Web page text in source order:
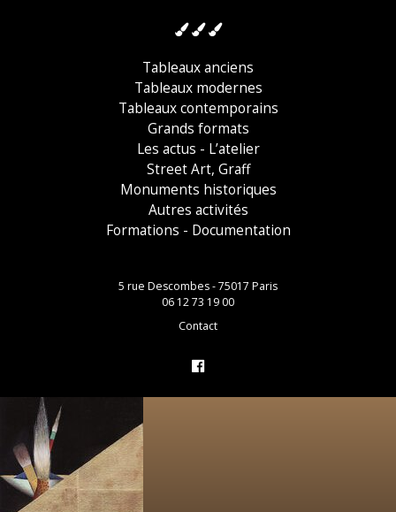
Tableaux anciens
Tableaux modernes
Tableaux contemporains
Grands formats
Les actus - L’atelier
Street Art, Graff
Monuments historiques
Autres activités
Formations - Documentation
5 rue Descombes - 75017 Paris
06 12 73 19 00
Contact